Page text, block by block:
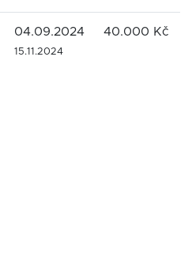
04.09.2024
15.11.2024
40.000 Kč